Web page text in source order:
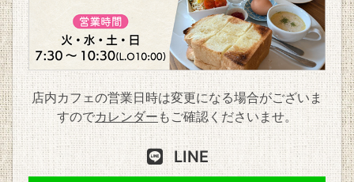
店内カフェの営業日時は変更になる場合がございま
すのでカレンダーもご確認くださいませ。
LINE